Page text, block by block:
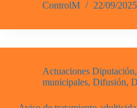
ControlM
22/09/2025
Actuaciones Diputación,
municipales, Difusión,